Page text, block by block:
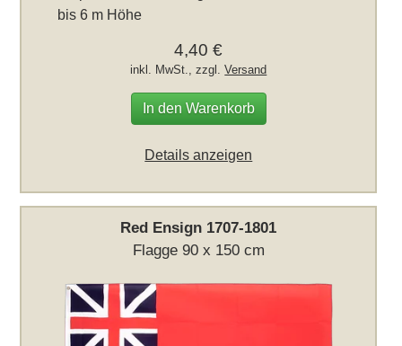
bis 6 m Höhe
4,40 €
inkl. MwSt., zzgl.Versand
In den Warenkorb
Details anzeigen
Red Ensign 1707-1801
Flagge 90 x 150 cm